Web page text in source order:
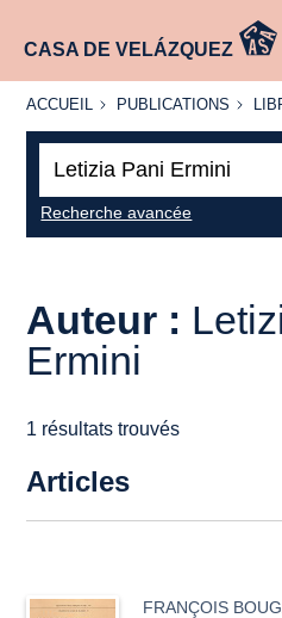
CASA DE VELÁZQUEZ
ACCUEIL
ACCUEIL PUBLICATIONS
PUBLICATIONS
Recherche avancée
Auteur :
Ermini
1 résultats trouvés
Articles
FRANÇOIS